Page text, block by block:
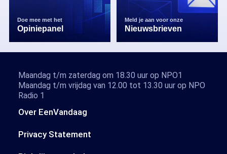
Doe mee met het
Opiniepanel
Meld je aan voor onze
Nieuwsbrieven
Over EenVandaag
Privacy Statement
Maandag t/m zaterdag om 18.30 uur op NPO1
Maandag t/m vrijdag van 12.00 tot 13.30 uur op NPO
Radio 1